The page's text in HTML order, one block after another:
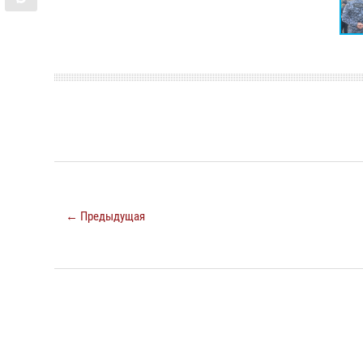
← Предыдущая